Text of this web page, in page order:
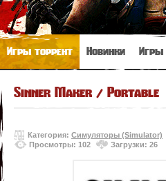
Игры торрент Новинки Игры
Sinner Maker / Portable
Категория: Симуляторы (Simulator)
Просмотры: 102
Загрузки: 26